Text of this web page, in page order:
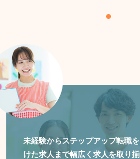
未経験からステップアップ転職
けた求人まで幅広く求人を取り揃